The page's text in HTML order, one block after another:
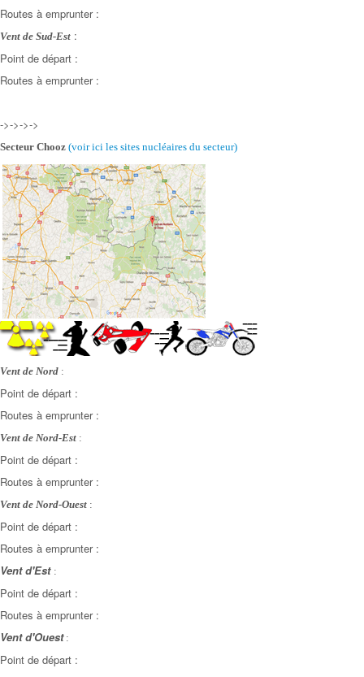
Routes à emprunter :
Vent de Sud-Est :
Point de départ :
Routes à emprunter :
->->->->
Secteur Chooz (voir ici les sites nucléaires du secteur)
Vent de Nord :
Point de départ :
Routes à emprunter :
Vent de Nord-Est :
Point de départ :
Routes à emprunter :
Vent de Nord-Ouest :
Point de départ :
Routes à emprunter :
Vent d'Est :
Point de départ :
Routes à emprunter :
Vent d'Ouest:
Point de départ :